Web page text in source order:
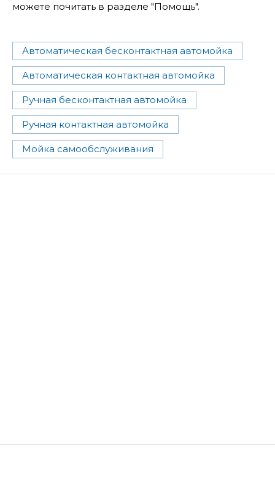
можете почитать в разделе "Помощь".
Автоматическая бесконтактная автомойка
Автоматическая контактная автомойка
Ручная бесконтактная автомойка
Ручная контактная автомойка
Мойка самообслуживания